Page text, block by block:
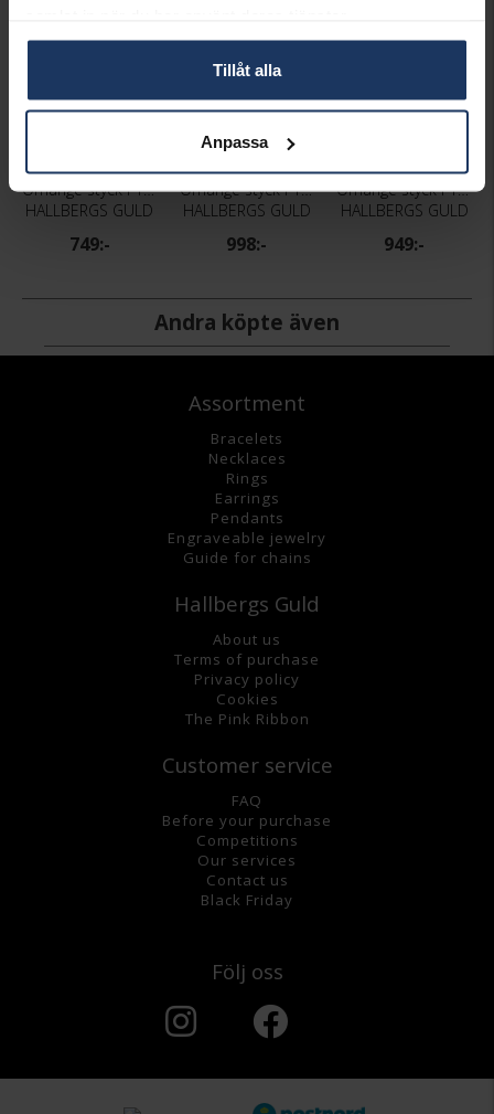
Tillåt alla
Anpassa
Örhänge styck i 18K guld 3 mm
HALLBERGS GULD
749:-
Örhänge styck i 18K guld 5 mm
HALLBERGS GULD
998:-
Örhänge styck i 18K guld
HALLBERGS GULD
949:-
Andra köpte även
Assortment
Bracelets
Necklaces
Rings
Earrings
Pendants
Engraveable jewelry
Guide for chains
Hallbergs Guld
About us
Terms of purchase
Privacy policy
Cookies
The Pink Ribbon
Customer service
FAQ
Before your purchase
Competitions
Our services
Contact us
Black Friday
Följ oss